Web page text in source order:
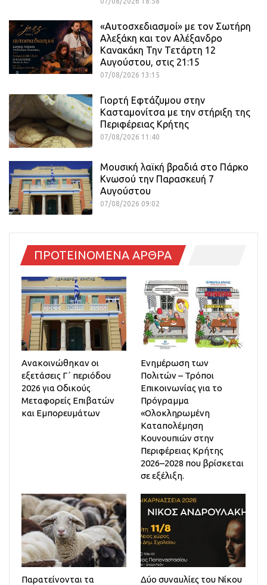
«Αυτοσχεδιασμοί» με τον Σωτήρη
Αλεξάκη και τον Αλέξανδρο
Κανακάκη Την Τετάρτη 12
Αυγούστου, στις 21:15
07/08/2026 13:15
Γιορτή Εφτάζυμου στην
Κασταμονίτσα με την στήριξη της
Περιφέρειας Κρήτης
07/08/2026 11:40
Μουσική λαϊκή βραδιά στο Πάρκο
Κνωσού την Παρασκευή 7
Αυγούστου
07/08/2026 09:02
ΠΡΟΤΕΙΝΟΜΕΝΑ ΑΡΘΡΑ
Ανακοινώθηκαν οι
εξετάσεις Γ΄ περιόδου
2026 για Οδικούς
Μεταφορείς Επιβατών
και Εμπορευμάτων
Ενημέρωση των
Πολιτών – Τρόποι
Επικοινωνίας για το
Πρόγραμμα
«Ολοκληρωμένη
Καταπολέμηση
Κουνουπιών στην
Περιφέρειας Κρήτης
2026–2028 που βρίσκεται
σε εξέλιξη.
Παρατείνονται τα
Δύο συναυλίες του Νίκου